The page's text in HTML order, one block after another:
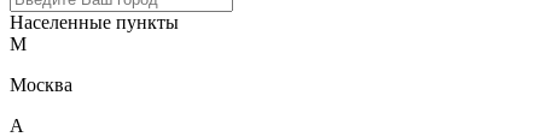
Населенные пункты
М
Москва
А